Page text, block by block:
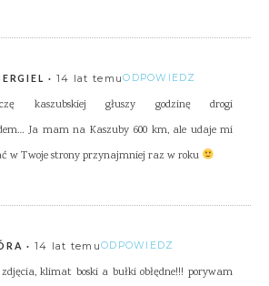
14 lat temuODPOWIEDZ
kaszubskiej głuszy godzinę drogi
Ja mam na Kaszuby 600 km, ale udaje mi
w Twoje strony przynajmniej raz w roku
14 lat temuODPOWIEDZ
klimat boski a bułki obłędne!!! porywam